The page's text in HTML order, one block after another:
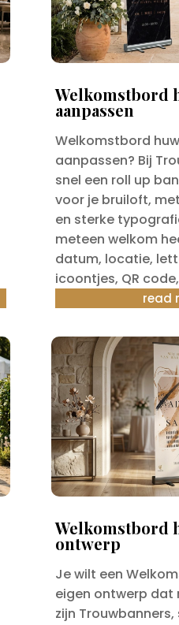
Welkomstbord
aanpassen
Welkomstbord
aanpassen? Bij
snel een roll up
voor je bruiloft,
en sterke
meteen welkom
datum, locatie,
icoontjes, QR
read
Welkomstbord
ontwerp
Je wilt een
eigen ontwerp dat
zijn